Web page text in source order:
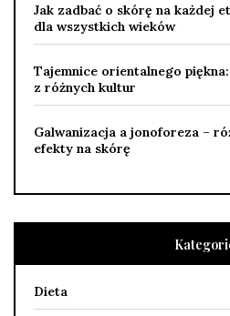
Jak zadbać o skórę na każdej
dla wszystkich wieków
Tajemnice orientalnego
z różnych kultur
Galwanizacja a jonoforeza –
efekty na skórę
Dieta